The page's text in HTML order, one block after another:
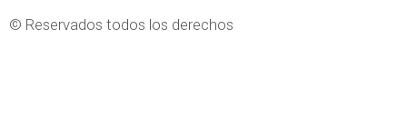
© Reservados todos los derechos